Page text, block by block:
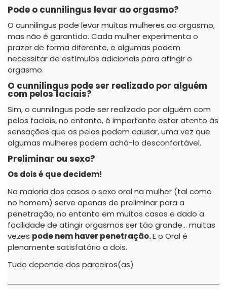
Pode o cunnilingus levar ao orgasmo?
O cunnilingus pode levar muitas mulheres ao orgasmo,
mas não é garantido. Cada mulher experimenta o
prazer de forma diferente, e algumas podem
necessitar de estímulos adicionais para atingir o
orgasmo.
O cunnilingus pode ser realizado por alguém
com pelos faciais?
Sim, o cunnilingus pode ser realizado por alguém com
pelos faciais, no entanto, é importante estar atento às
sensações que os pelos podem causar, uma vez que
algumas mulheres podem achá-lo desconfortável.
Preliminar ou sexo?
Os dois é que decidem!
Na maioria dos casos o sexo oral na mulher (tal como
no homem) serve apenas de preliminar para a
penetração, no entanto em muitos casos e dado a
facilidade de atingir orgasmos ser tão grande... muitas
vezes pode nem haver penetração.E o Oral é
plenamente satisfatório a dois.
Tudo depende dos parceiros(as)